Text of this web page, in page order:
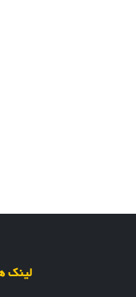
لینک